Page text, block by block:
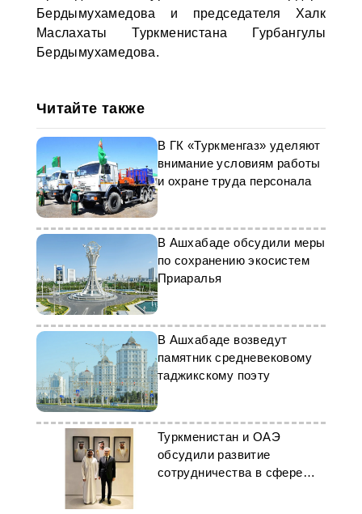
Бердымухамедова и председателя Халк
Маслахаты Туркменистана Гурбангулы
Бердымухамедова.
Читайте также
В ГК «Туркменгаз» уделяют
внимание условиям работы
и охране труда персонала
В Ашхабаде обсудили меры
по сохранению экосистем
Приаралья
В Ашхабаде возведут
памятник средневековому
таджикскому поэту
Туркменистан и ОАЭ
обсудили развитие
сотрудничества в сфере